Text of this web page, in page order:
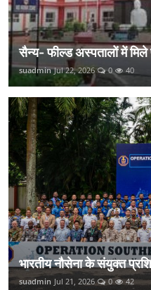
सैन्य- फील्ड अस्पतालों में
suadmin Jul 22, 2026 0 40
भारतीय नौसेना के संयुक्त
suadmin Jul 21, 2026 0 42